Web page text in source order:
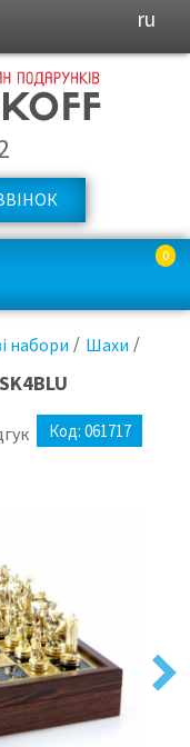
ru
0
набори Шахи
Код: 061717
Next